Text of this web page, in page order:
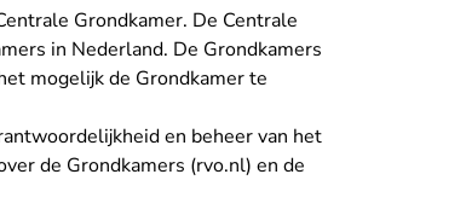
Grondkamer. De Centrale
in Nederland. De Grondkamers
mogelijk de Grondkamer te
en beheer van het
de Grondkamers (rvo.nl) - U verlaat Rechtspraak.nl
en de